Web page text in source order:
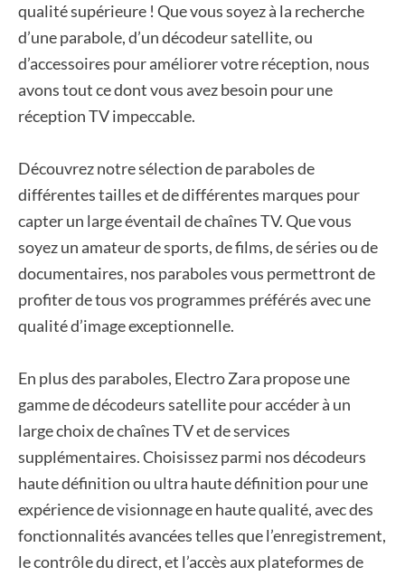
qualité supérieure ! Que vous soyez à la recherche
d’une parabole, d’un décodeur satellite, ou
d’accessoires pour améliorer votre réception, nous
avons tout ce dont vous avez besoin pour une
réception TV impeccable.
Découvrez notre sélection de paraboles de
différentes tailles et de différentes marques pour
capter un large éventail de chaînes TV. Que vous
soyez un amateur de sports, de films, de séries ou de
documentaires, nos paraboles vous permettront de
profiter de tous vos programmes préférés avec une
qualité d’image exceptionnelle.
En plus des paraboles, Electro Zara propose une
gamme de décodeurs satellite pour accéder à un
large choix de chaînes TV et de services
supplémentaires. Choisissez parmi nos décodeurs
haute définition ou ultra haute définition pour une
expérience de visionnage en haute qualité, avec des
fonctionnalités avancées telles que l’enregistrement,
le contrôle du direct, et l’accès aux plateformes de